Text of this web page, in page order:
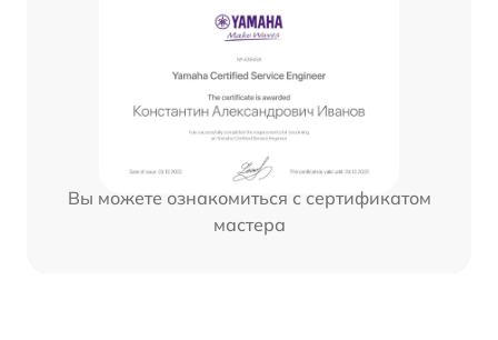
Вы можете ознакомиться с сертификатом
мастера